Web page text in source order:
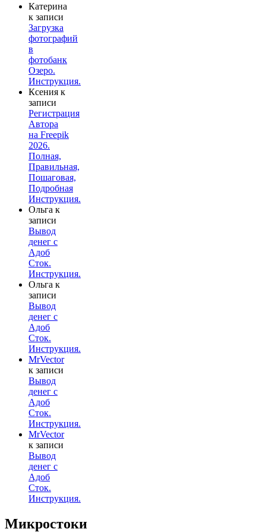
Катерина
к записи
Загрузка
фотографий
в
фотобанк
Озеро.
Инструкция.
Ксения к
записи
Регистрация
Автора
на Freepik
2026.
Полная,
Правильная,
Пошаговая,
Подробная
Инструкция.
Ольга к
записи
Вывод
денег с
Адоб
Сток.
Инструкция.
Ольга к
записи
Вывод
денег с
Адоб
Сток.
Инструкция.
MrVector
к записи
Вывод
денег с
Адоб
Сток.
Инструкция.
MrVector
к записи
Вывод
денег с
Адоб
Сток.
Инструкция.
Микростоки